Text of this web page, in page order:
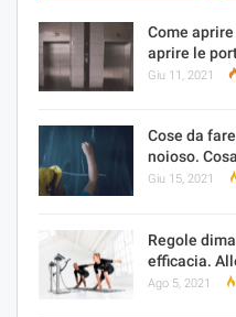
Come
aprire le
Giu 11, 2021
Cose da
noioso.
Giu 15, 2021
Regole
efficacia.
Ago 5, 2021